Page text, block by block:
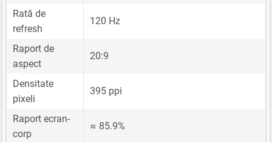
Rată de
refresh
120 Hz
Raport de
aspect
20:9
Densitate
pixeli
395 ppi
Raport ecran-
corp
≈ 85.9%